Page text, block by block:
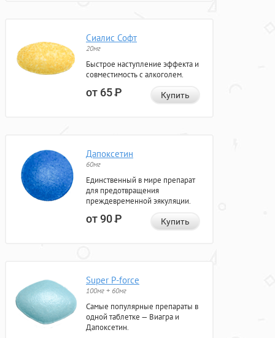
Сиалис Софт
20мг
Быстрое наступление эффекта и
совместимость с алкоголем.
от 65Р Купить
Дапоксетин
60мг
Единственный в мире препарат
для предотвращения
преждевременной эякуляции.
от 90Р Купить
Super P-force
100мг + 60мг
Самые популярные препараты в
одной таблетке — Виагра и
Дапоксетин.